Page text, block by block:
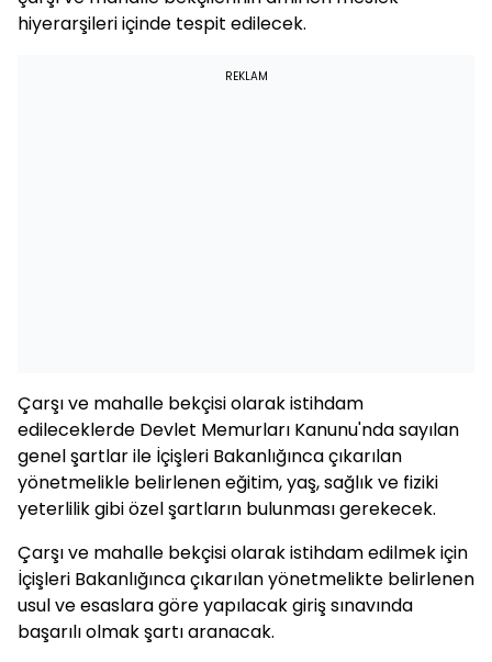
hiyerarşileri içinde tespit edilecek.
REKLAM
Çarşı ve mahalle bekçisi olarak istihdam
edileceklerde Devlet Memurları Kanunu'nda sayılan
genel şartlar ile İçişleri Bakanlığınca çıkarılan
yönetmelikle belirlenen eğitim, yaş, sağlık ve fiziki
yeterlilik gibi özel şartların bulunması gerekecek.
Çarşı ve mahalle bekçisi olarak istihdam edilmek için
İçişleri Bakanlığınca çıkarılan yönetmelikte belirlenen
usul ve esaslara göre yapılacak giriş sınavında
başarılı olmak şartı aranacak.